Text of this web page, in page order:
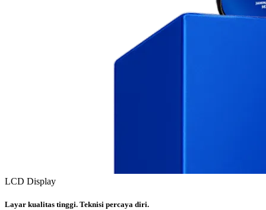
LCD Display
Layar kualitas tinggi. Teknisi percaya diri.